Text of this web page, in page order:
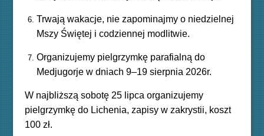
Trwają wakacje, nie zapominajmy o niedzielnej
Mszy Świętej i codziennej modlitwie.
Organizujemy pielgrzymkę parafialną do
Medjugorje w dniach 9–19 sierpnia 2026r.
W najbliższą sobotę 25 lipca organizujemy
pielgrzymkę do Lichenia, zapisy w zakrystii, koszt
100 zł.